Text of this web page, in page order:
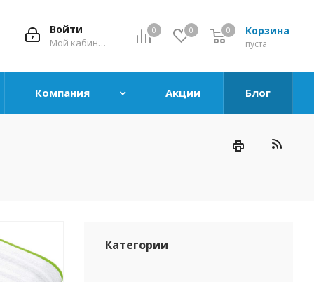
0 0 Корзина
0
пуста
0
Войти
Мой кабинет
Компания Акции Блог
Категории